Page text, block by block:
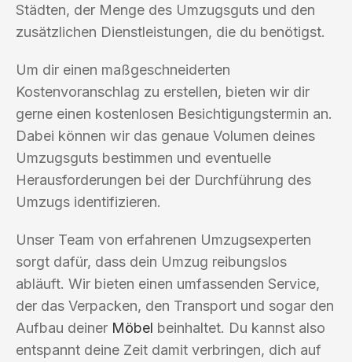
Städten, der Menge des Umzugsguts und den
zusätzlichen Dienstleistungen, die du benötigst.
Um dir einen maßgeschneiderten
Kostenvoranschlag zu erstellen, bieten wir dir
gerne einen kostenlosen Besichtigungstermin an.
Dabei können wir das genaue Volumen deines
Umzugsguts bestimmen und eventuelle
Herausforderungen bei der Durchführung des
Umzugs identifizieren.
Unser Team von erfahrenen Umzugsexperten
sorgt dafür, dass dein Umzug reibungslos
abläuft. Wir bieten einen umfassenden Service,
der das Verpacken, den Transport und sogar den
Aufbau deiner Möbel beinhaltet. Du kannst also
entspannt deine Zeit damit verbringen, dich auf